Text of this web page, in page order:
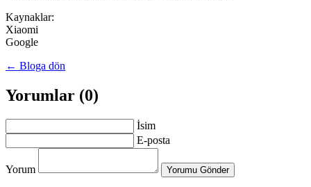
Kaynaklar:
Xiaomi
Google
← Bloga dön
Yorumlar (0)
İsim
E-posta
Yorum Yorumu Gönder